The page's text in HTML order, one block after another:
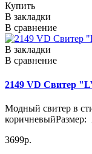
Купить
В закладки
В сравнение
В закладки
В сравнение
2149 VD Свитер
Модный свитер в
3699р.